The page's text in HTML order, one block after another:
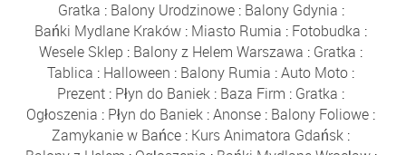
Gratka : Balony Urodzinowe: Balony Gdynia :
Bańki Mydlane Kraków : Miasto Rumia : Fotobudka :
Wesele Sklep : Balony z Helem Warszawa : Gratka :
Tablica : Halloween : Balony Rumia :Auto Moto :
Prezent : Płyn do Baniek : Baza Firm : Gratka :
Ogłoszenia : Płyn do Baniek :Anonse : Balony Foliowe :
Zamykanie w Bańce : Kurs Animatora Gdańsk :